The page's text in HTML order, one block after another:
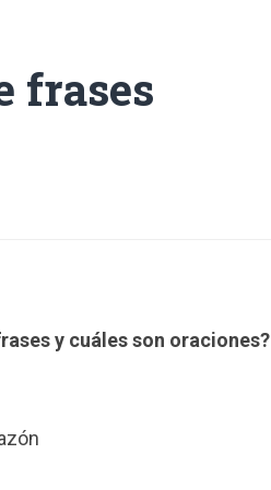
frases
y cuáles son oraciones?